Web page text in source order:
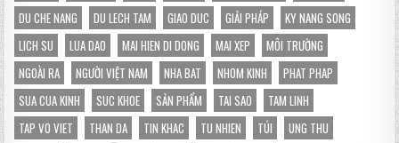
DU CHE NANG
DU LECH TAM GIAO DUC GIẢI PHÁP
KY NANG SONG
LICH SU
LUA DAO MAI HIEN DI DONG MAI XEP
MÔI TRƯỜNG
NGOÀI RA
NGƯỜI VIỆT NAM NHA BAT NHOM KINH
PHAT PHAP
SUA CUA KINH
SUC KHOE SẢN PHẨM TAI SAO
TAM LINH
TAP VO VIET
THAN DA TIN KHAC TU NHIEN TÚI
UNG THU